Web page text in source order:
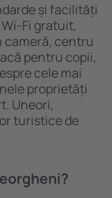
și facilități
Fi gratuit,
cameră, centru
pentru copii,
cele mai
proprietăți
Uneori,
turistice de